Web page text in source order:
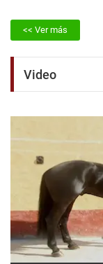
<< Ver más
Video